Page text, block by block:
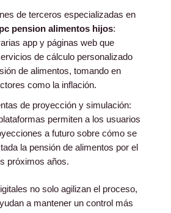
de terceros especializadas en
pension alimentos hijos:
app y páginas web que
de cálculo personalizado
de alimentos, tomando en
como la inflación.
de proyección y simulación:
permiten a los usuarios
a futuro sobre cómo se
la pensión de alimentos por el
próximos años.
no solo agilizan el proceso,
a mantener un control más